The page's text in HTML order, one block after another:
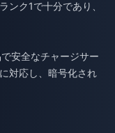
ンク1で十分であり、
安全なチャージサー
対応し、暗号化され